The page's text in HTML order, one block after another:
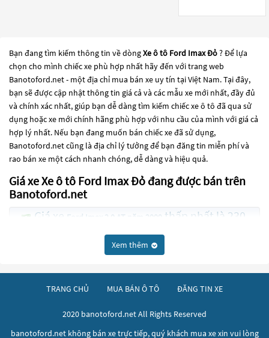
Bạn đang tìm kiếm thông tin về dòngXe ô tô Ford Imax Đỏ? Để lựa
chọn cho mình chiếc xe phù hợp nhất hãy đến với trang web
Banotoford.net - một địa chỉ mua bán xe uy tín tại Việt Nam. Tại đây,
bạn sẽ được cập nhật thông tin giá cả và các mẫu xe mới nhất, đầy đủ
và chính xác nhất, giúp bạn dễ dàng tìm kiếm chiếc xe ô tô đã qua sử
dụng hoặc xe mới chính hãng phù hợp với nhu cầu của mình với giá cả
hợp lý nhất. Nếu bạn đang muốn bán chiếc xe đã sử dụng,
Banotoford.net cũng là địa chỉ lý tưởng để bạn đăng tin miễn phí và
rao bán xe một cách nhanh chóng, dễ dàng và hiệu quả.
Giá xe Xe ô tô Ford Imax Đỏ đang được bán trên
Banotoford.net
Giá xe Ford Imax 2.0 AT năm 2009 thấp nhất là 230
Xe ô tô Ford Imax Đỏ
đang trở thành một lựa chọn phổ biến
phổ biến. Các dòngXe ô tô Ford Imax Đỏnày có thể là những dòng xe
và công nghệ tiên tiến. Các dòngXe ô tô Ford Imax Đỏnày đều được
kiểm tra và bảo dưỡng kỹ lưỡng để đảm bảo chất lượng và hiệu suất
Xem thêm
TRANG CHỦ MUA BÁN Ô TÔ ĐĂNG TIN XE
2020 banotoford.net All Rights Reserved
banotoford.net không bán xe trực tiếp, quý khách mua xe xin vui lòng